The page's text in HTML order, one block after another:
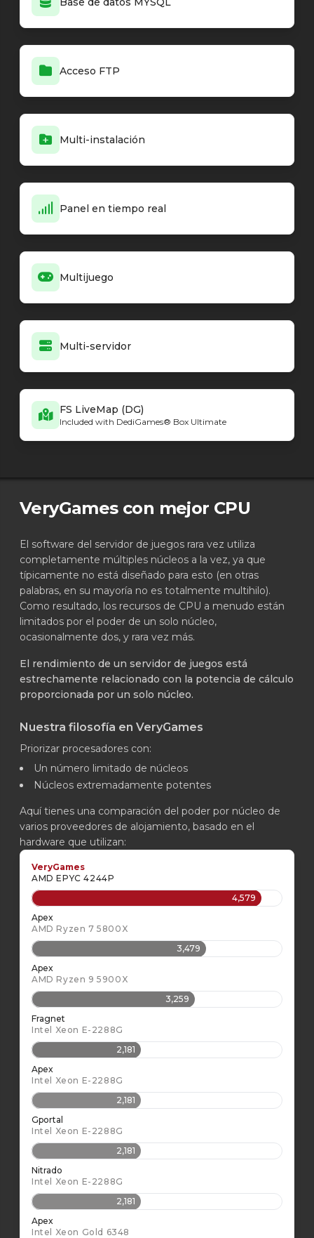
Acceso FTP
Multi-instalación
Panel en tiempo real
Multijuego
Multi-servidor
FS LiveMap (DG)
Included with DediGames® Box Ultimate
VeryGames con mejor CPU
El software del servidor de juegos rara vez utiliza
completamente múltiples núcleos a la vez, ya que
típicamente no está diseñado para esto (en otras
palabras, en su mayoría no es totalmente multihilo).
Como resultado, los recursos de CPU a menudo están
limitados por el poder de un solo núcleo,
ocasionalmente dos, y rara vez más.
El rendimiento de un servidor de juegos está
estrechamente relacionado con la potencia de cálculo
proporcionada por un solo núcleo.
Nuestra filosofía en VeryGames
Priorizar procesadores con:
Un número limitado de núcleos
Núcleos extremadamente potentes
Aquí tienes una comparación del poder por núcleo de
varios proveedores de alojamiento, basado en el
hardware que utilizan:
VeryGames
AMD EPYC 4244P
4,579
Apex
AMD Ryzen 7 5800X
3,479
Apex
AMD Ryzen 9 5900X
3,259
Fragnet
Intel Xeon E-2288G
2,181
Apex
Intel Xeon E-2288G
2,181
Gportal
Intel Xeon E-2288G
2,181
Nitrado
Intel Xeon E-2288G
2,181
Apex
Intel Xeon Gold 6348